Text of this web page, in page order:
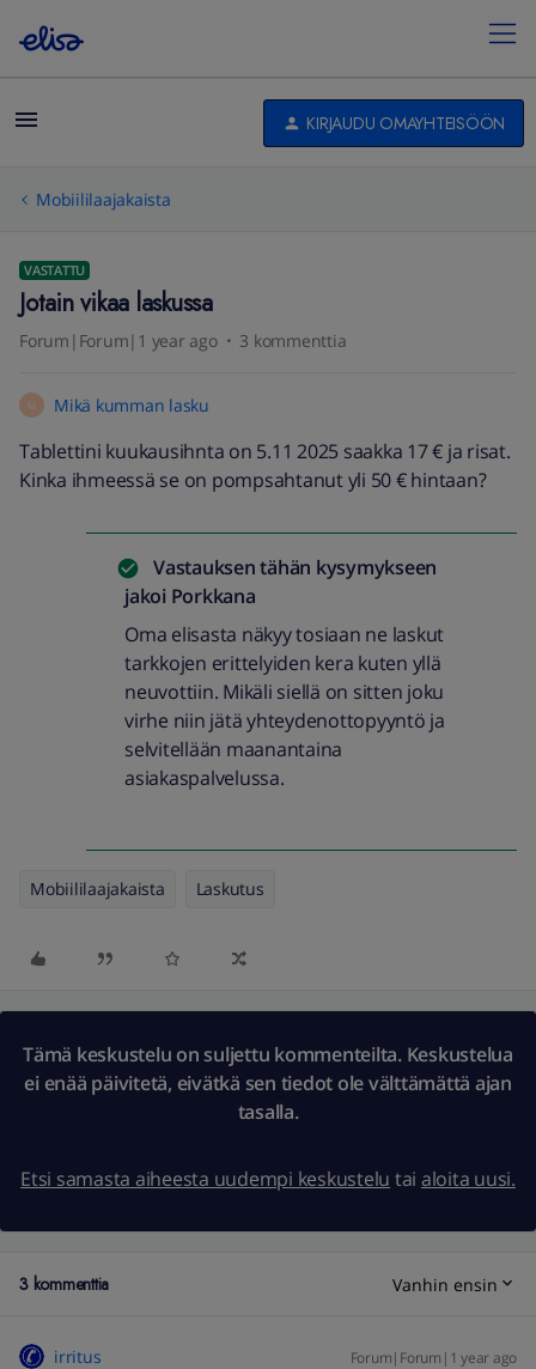
KIRJAUDU OMAYHTEISÖÖN
Mobiililaajakaista
VASTATTU
Jotain vikaa laskussa
Forum|Forum|1 year ago 3 kommenttia
M Mikä kumman lasku
Tablettini kuukausihnta on 5.11 2025 saakka 17 € ja risat.
Kinka ihmeessä se on pompsahtanut yli 50 € hintaan?
Vastauksen tähän kysymykseen
jakoi Porkkana
Oma elisasta näkyy tosiaan ne laskut
tarkkojen erittelyiden kera kuten yllä
neuvottiin. Mikäli siellä on sitten joku
virhe niin jätä yhteydenottopyyntö ja
selvitellään maanantaina
asiakaspalvelussa.
Mobiililaajakaista Laskutus
Tämä keskustelu on suljettu kommenteilta. Keskustelua
ei enää päivitetä, eivätkä sen tiedot ole välttämättä ajan
tasalla.
Etsi samasta aiheesta uudempi keskustelu tai aloita uusi.
3 kommenttia Vanhin ensin
irritus Forum|Forum|1 year ago